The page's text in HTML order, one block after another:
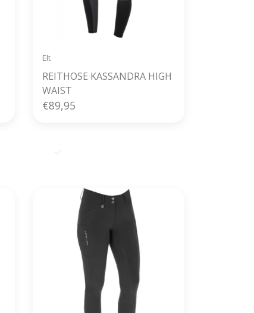
Elt
REITHOSE KASSANDRA HIGH
WAIST
€89,95